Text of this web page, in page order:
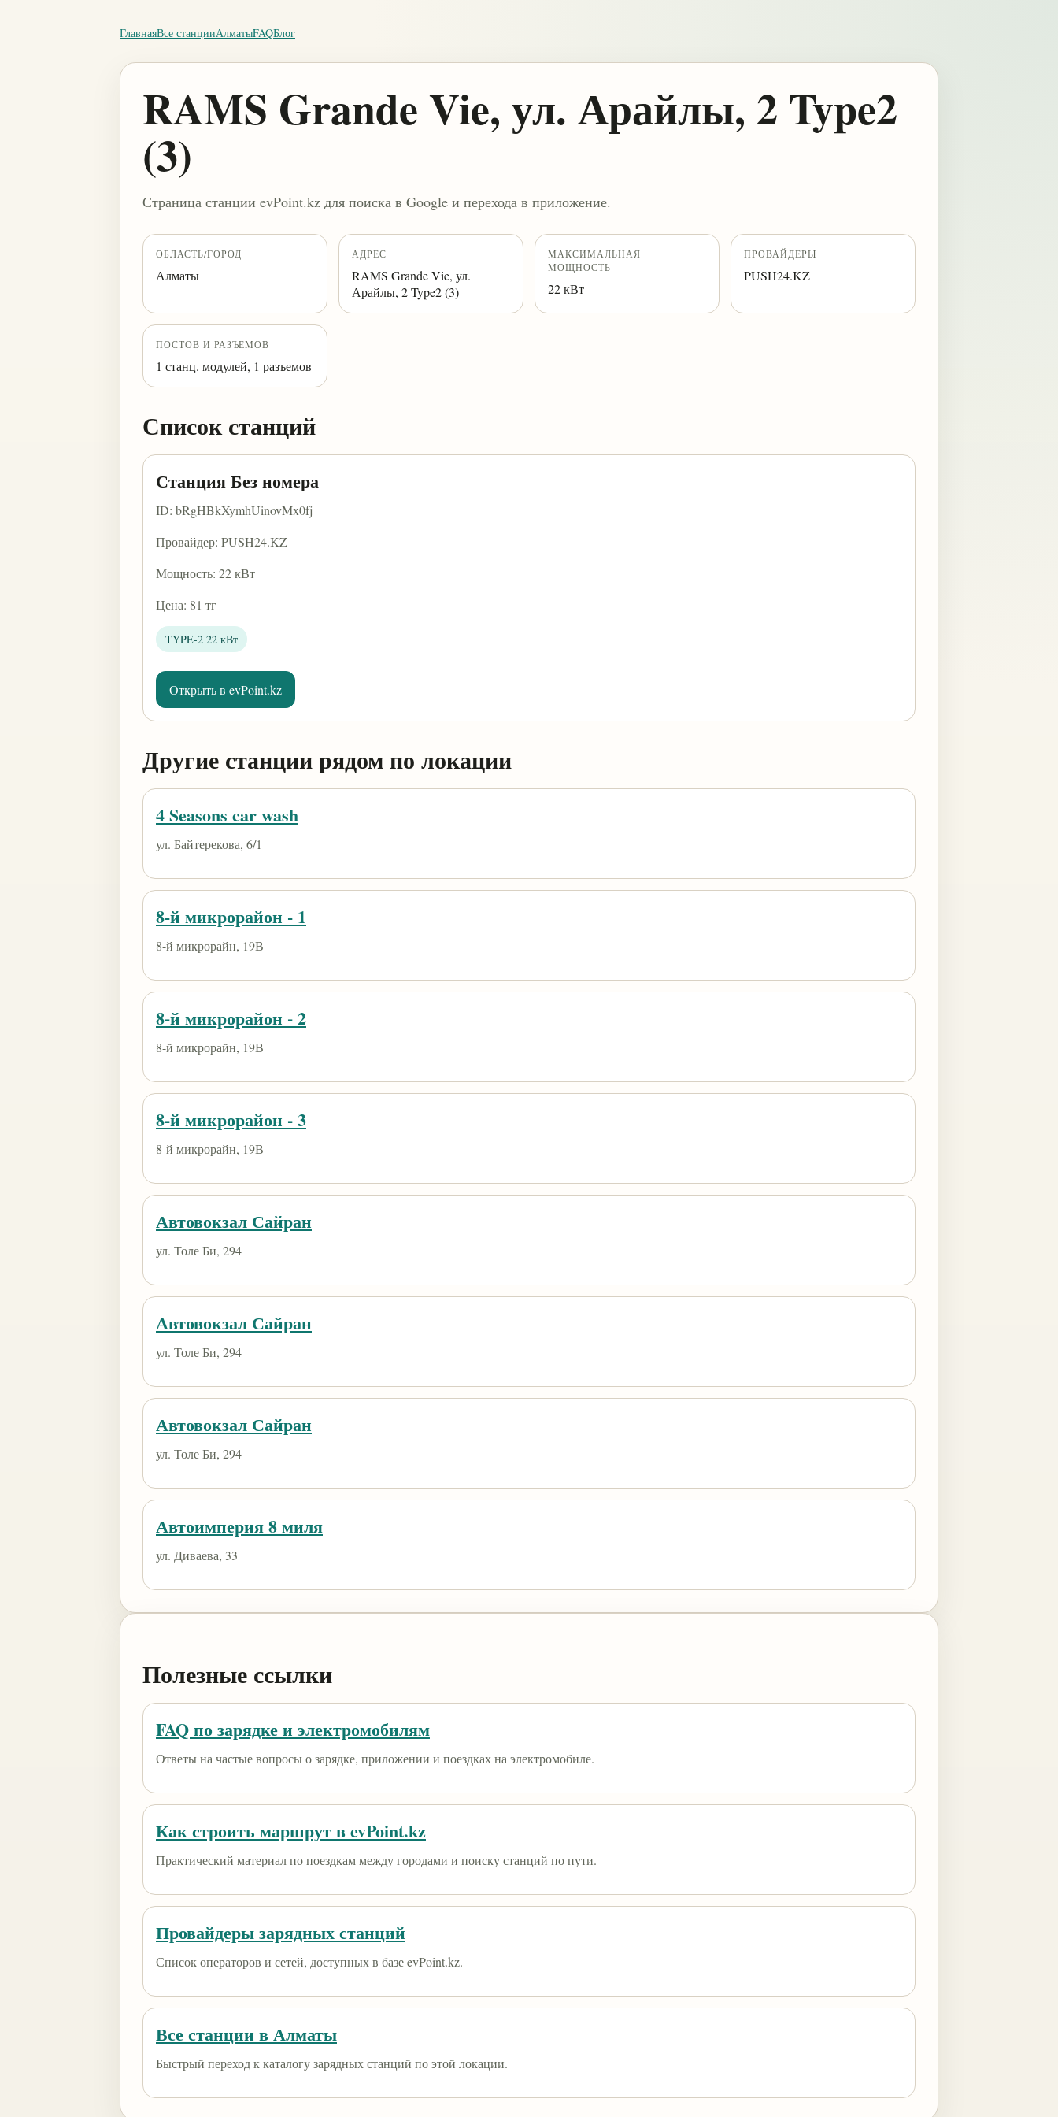
ГлавнаяВсе станцииАлматыFAQБлог
RAMS Grande Vie, ул. Арайлы, 2 Type2
(3)
Страница станции evPoint.kz для поиска в Google и перехода в приложение.
ОБЛАСТЬ/ГОРОД
Алматы
АДРЕС
RAMS Grande Vie, ул.
Арайлы, 2 Type2 (3)
МАКСИМАЛЬНАЯ
МОЩНОСТЬ
22 кВт
ПРОВАЙДЕРЫ
PUSH24.KZ
ПОСТОВ И РАЗЪЕМОВ
1 станц. модулей, 1 разъемов
Список станций
Станция Без номера
ID: bRgHBkXymhUinovMx0fj
Провайдер: PUSH24.KZ
Мощность: 22 кВт
Цена: 81 тг
TYPE-2 22 кВт
Открыть в evPoint.kz
Другие станции рядом по локации
4 Seasons car wash
ул. Байтерекова, 6/1
8-й микрорайон - 1
8-й микрорайн, 19В
8-й микрорайон - 2
8-й микрорайн, 19В
8-й микрорайон - 3
8-й микрорайн, 19В
Автовокзал Сайран
ул. Толе Би, 294
Автовокзал Сайран
ул. Толе Би, 294
Автовокзал Сайран
ул. Толе Би, 294
Автоимперия 8 миля
ул. Диваева, 33
Полезные ссылки
FAQ по зарядке и электромобилям
Ответы на частые вопросы о зарядке, приложении и поездках на электромобиле.
Как строить маршрут в evPoint.kz
Практический материал по поездкам между городами и поиску станций по пути.
Провайдеры зарядных станций
Список операторов и сетей, доступных в базе evPoint.kz.
Все станции в Алматы
Быстрый переход к каталогу зарядных станций по этой локации.